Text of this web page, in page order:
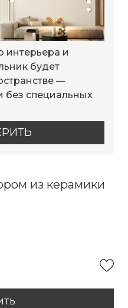
интерьера и
будет
—
без специальных
из керамики